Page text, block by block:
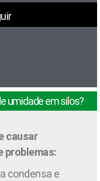
umidade em silos?
causar
problemas:
condensa e